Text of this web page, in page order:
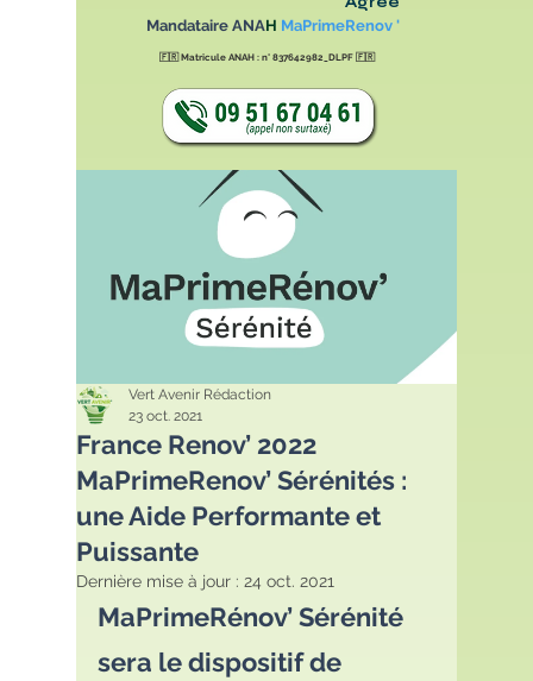
Mandataire ANAH MaPrimeRenov '
🇫🇷Matricule ANAH : n° 837642982_DLPF🇫🇷
France Renov’ 2022
MaPrimeRenov’ Sérénités :
une Aide Performante et
Puissante
Vert Avenir Rédaction
23 oct. 2021
Dernière mise à jour : 24 oct. 2021
MaPrimeRénov’ Sérénité
sera le dispositif de